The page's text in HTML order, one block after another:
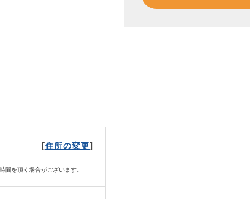
[住所の変更]
間を頂く場合がございます。